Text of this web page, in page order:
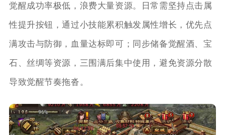
觉醒成功率极低，浪费大量资源。日常需坚持点击属
性提升按钮，通过小技能累积触发属性增长，优先点
满攻击与防御，血量达标即可；同步储备觉醒酒、宝
石、丝绸等资源，三围满后集中使用，避免资源分散
导致觉醒节奏拖沓。